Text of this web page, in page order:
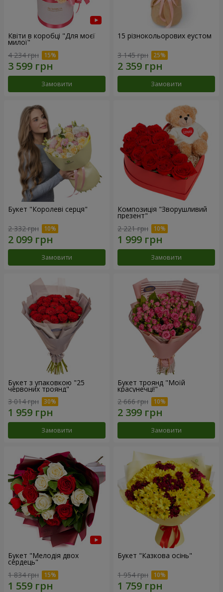
Квіти в коробці "Для моєї
милої"
4 234 грн
Замовити
15 різнокольорових еустом
3 145 грн
Замовити
Букет "Королеві серця"
2 332 грн
Замовити
Композиція "Зворушливий
презент"
2 221 грн
Замовити
Букет з упаковкою "25
червоних троянд"
3 014 грн
Замовити
Букет троянд "Моїй
красунечці!"
2 666 грн
Замовити
Букет "Мелодія двох
сердець"
1 834 грн
Букет "Казкова осінь"
1 954 грн